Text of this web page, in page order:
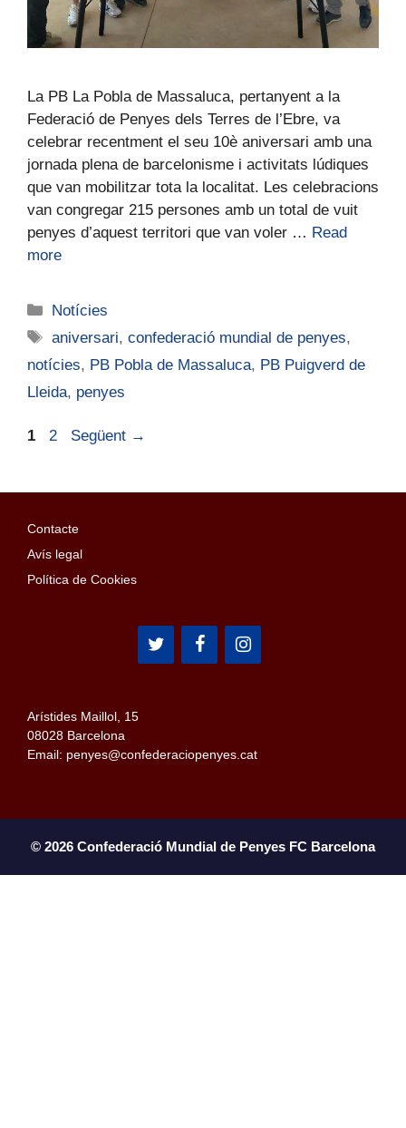
La PB La Pobla de Massaluca, pertanyent a la
Federació de Penyes dels Terres de l’Ebre, va
celebrar recentment el seu 10è aniversari amb una
jornada plena de barcelonisme i activitats lúdiques
que van mobilitzar tota la localitat. Les celebracions
van congregar 215 persones amb un total de vuit
penyes d’aquest territori que van voler … Read
more
Notícies
aniversari,confederació mundial de penyes,
notícies, PB Pobla de Massaluca, PB Puigverd de
Lleida, penyes
1 2 Següent →
Contacte
Avís legal
Política de Cookies
Arístides Maillol, 15
08028 Barcelona
Email: penyes@confederaciopenyes.cat
© 2026 Confederació Mundial de Penyes FC Barcelona